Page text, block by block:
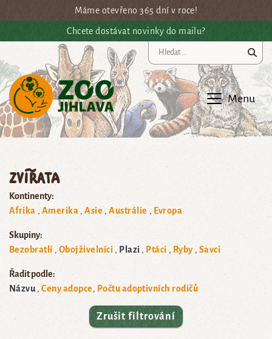
Přejít na hlavní obsahMáme otevřeno 365 dní v roce!
Chcete dostávat novinky do mailu?
Menu
Zvířata
Kontinenty:
Afrika
Amerika Asie Austrálie Evropa
Skupiny:
Bezobratlí
Obojživelníci Plazi Ptáci Ryby Savci
Řadit podle:
Názvu
Ceny adopce Počtu adoptivních rodičů
Zrušit filtrování